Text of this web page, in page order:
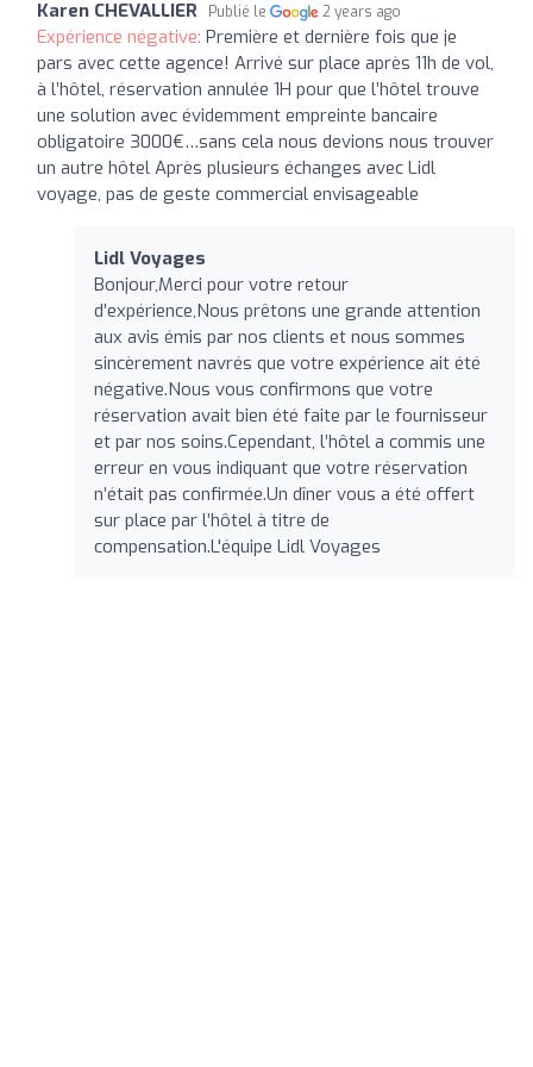
Karen CHEVALLIER Publié le 2 years ago
Expérience négative: Première et dernière fois que je
pars avec cette agence! Arrivé sur place après 11h de vol,
à l’hôtel, réservation annulée 1H pour que l’hôtel trouve
une solution avec évidemment empreinte bancaire
obligatoire 3000€…sans cela nous devions nous trouver
un autre hôtel Après plusieurs échanges avec Lidl
voyage, pas de geste commercial envisageable
Lidl Voyages
Bonjour,Merci pour votre retour
d’expérience,Nous prêtons une grande attention
aux avis émis par nos clients et nous sommes
sincèrement navrés que votre expérience ait été
négative.Nous vous confirmons que votre
réservation avait bien été faite par le fournisseur
et par nos soins.Cependant, l’hôtel a commis une
erreur en vous indiquant que votre réservation
n’était pas confirmée.Un dîner vous a été offert
sur place par l’hôtel à titre de
compensation.L'équipe Lidl Voyages